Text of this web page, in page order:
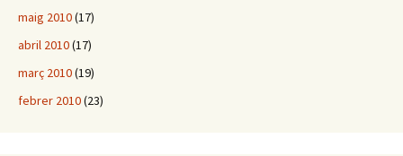
maig 2010(17)
abril 2010(17)
març 2010(19)
febrer 2010(23)